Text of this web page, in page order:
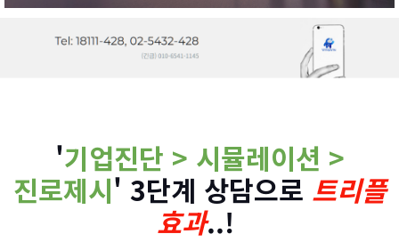
'기업진단 > 시뮬레이션 >
진로제시' 3단계 상담으로 트리플
효과..!